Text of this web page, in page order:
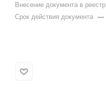
Внесение документа в реестр
Срок действия документа —